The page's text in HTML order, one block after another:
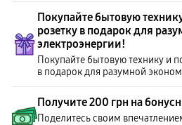
Покупайте бытовую
розетку в подарок для
электроэнергии!
Покупайте бытовую технику и
в подарок для разумной
Получите 200 грн на
Поделитесь своим